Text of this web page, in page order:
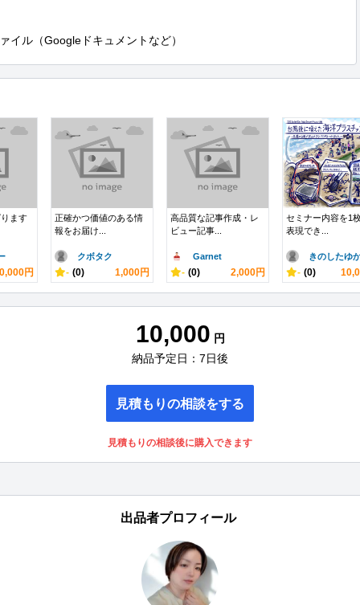
イル（Googleドキュメントなど）
ます
円
正確かつ価値のある情
報をお届け...
クボタク
- (0) 1,000円
高品質な記事作成・レ
ビュー記事...
Garnet
- (0) 2,000円
セミナー内容を1
表現でき...
きのしたゆ
- (0)
10,000 円
納品予定日：7日後
見積もりの相談をする
見積もりの相談後に購入できます
出品者プロフィール